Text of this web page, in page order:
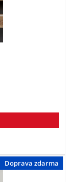
Doprava zdarma